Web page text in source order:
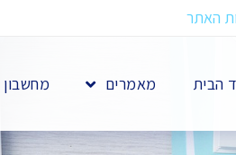
האתר
הבית מאמרים מחשבון